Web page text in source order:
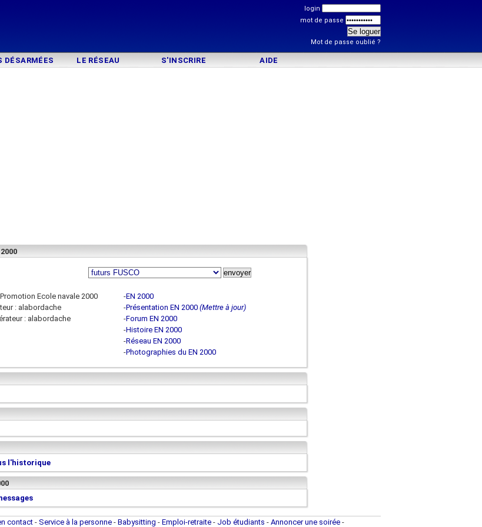
login
mot de passe
Mot de passe oublié ?
DÉSARMÉES LE RÉSEAU S'INSCRIRE AIDE
Ecole navale 2000
: alabordache
: alabordache
-EN 2000
-Présentation EN 2000 (Mettre à jour)
-Forum EN 2000
-Histoire EN 2000
-Réseau EN 2000
-Photographies du EN 2000
l'historique
contact - Service à la personne - Babysitting - Emploi-retraite - Job étudiants - Annoncer une soirée -